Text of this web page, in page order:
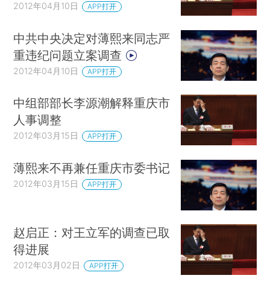
2012年04月10日 APP打开
中共中央决定对薄熙来同志严
重违纪问题立案调查
2012年04月10日 APP打开
中组部部长李源潮解释重庆市
人事调整
2012年03月15日 APP打开
薄熙来不再兼任重庆市委书记
2012年03月15日 APP打开
赵启正：对王立军的调查已取
得进展
2012年03月02日 APP打开